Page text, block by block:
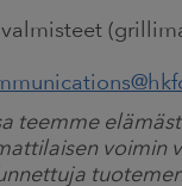
teemme